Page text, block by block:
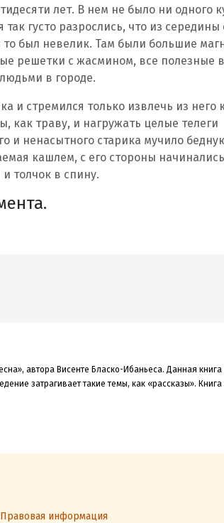
лет. В нем не было ни одного
густо разрослись, что из середины
то был невелик. Там были большие
решетки с жасмином, все полезные
в городе.
и стремился только извлечь из него
как траву, и нагружать целые телеги
и ненасытного старика мучило
кашлем, с его стороны
толчок в спину.
автора Висенте Бласко-Ибаньеса. Данная книга
затрагивает такие темы, как «рассказы».
Правовая информация